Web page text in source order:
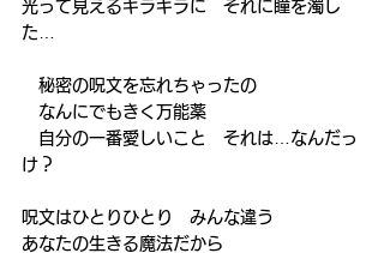
光って見えるキラキラに　それに瞳を濁し
た…
秘密の呪文を忘れちゃったの
なんにでもきく万能薬
自分の一番愛しいこと　それは…なんだっ
け？
呪文はひとりひとり　みんな違う
あなたの生きる魔法だから